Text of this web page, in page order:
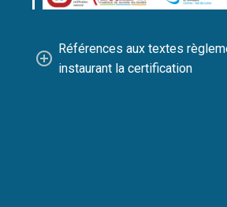
Références aux textes
instaurant la certification